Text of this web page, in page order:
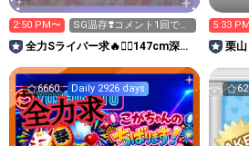
2:50 PM〜
SG温存❣️コメント1回で無
料の S求🧡
全力Sライバー求🔥❤️‍🔥147cm深川
5:33
栗山
6660 Daily 2926 days